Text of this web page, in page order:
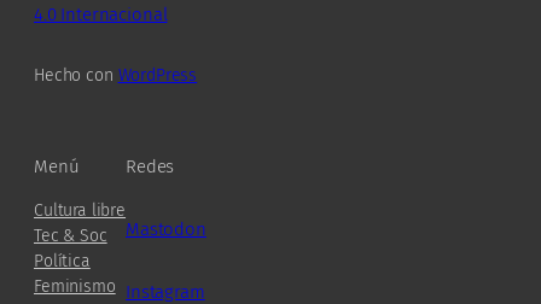
4.0 Internacional
Hecho con WordPress
Menú
Cultura libre
Tec & Soc
Política
Feminismo
Redes
Mastodon
Instagram